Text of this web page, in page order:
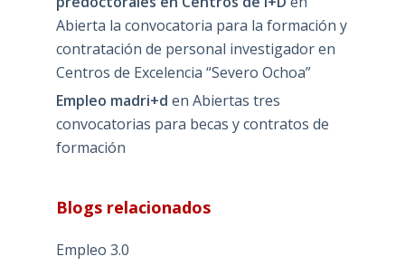
Abierta la convocatoria para la formación y
contratación de personal investigador en
Centros de Excelencia “Severo Ochoa”
Empleo madri+d en Abiertas tres
convocatorias para becas y contratos de
formación
Blogs relacionados
Empleo 3.0